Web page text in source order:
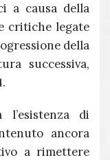
a causa della
critiche legate
della
successiva,
di
ancora
a rimettere